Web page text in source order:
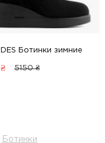
Ботинки зимние
₴ 5150 ₴
Ботинки